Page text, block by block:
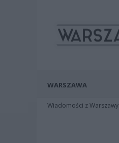
WARSZAWA
Wiadomości z Warszawy